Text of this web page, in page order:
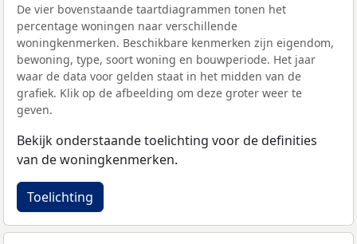
De vier bovenstaande taartdiagrammen tonen het
percentage woningen naar verschillende
woningkenmerken. Beschikbare kenmerken zijn eigendom,
bewoning, type, soort woning en bouwperiode. Het jaar
waar de data voor gelden staat in het midden van de
grafiek. Klik op de afbeelding om deze groter weer te
geven.
Bekijk onderstaande toelichting voor de definities
van de woningkenmerken.
Toelichting